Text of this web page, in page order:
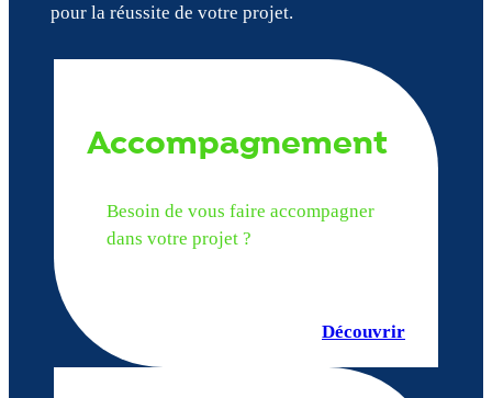
pour la réussite de votre projet.
Accompagnement
Besoin de vous faire accompagner
dans votre projet ?
Découvrir